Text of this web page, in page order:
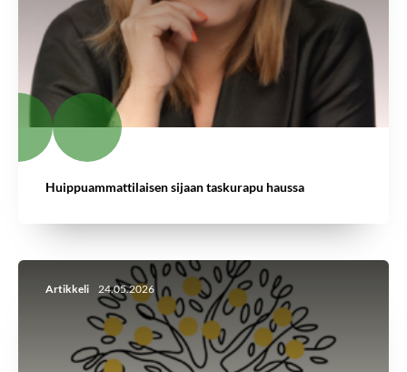
Huippuammattilaisen sijaan taskurapu haussa
Artikkeli 24.05.2026